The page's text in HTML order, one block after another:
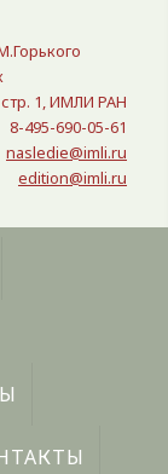
стр. 1, ИМЛИ РАН
8-495-690-05-61
nasledie@imli.ru
edition@imli.ru